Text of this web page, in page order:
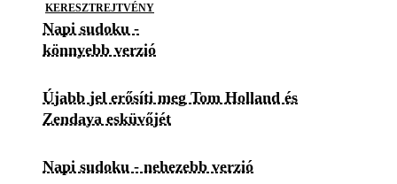
KERESZTREJTVÉNY
Napi sudoku -
könnyebb verzió
Újabb jel erősíti meg Tom Holland és
Zendaya esküvőjét
Napi sudoku - nehezebb verzió